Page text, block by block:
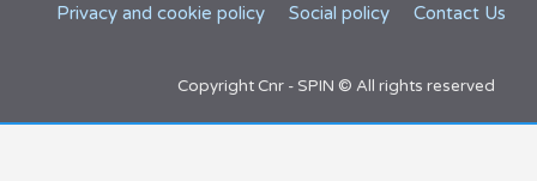
Privacy and cookie policy
Social policy Contact Us
Copyright Cnr - SPIN © All rights reserved